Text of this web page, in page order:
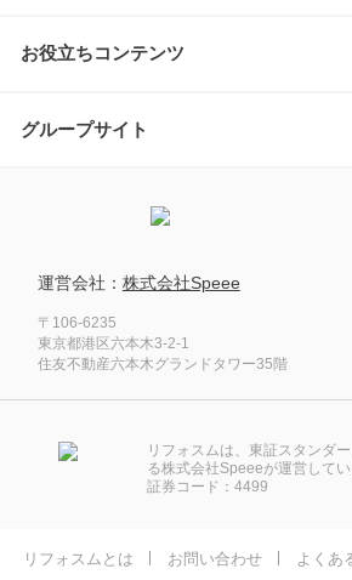
お役立ちコンテンツ
グループサイト
運営会社： 株式会社Speee
〒106-6235
東京都港区六本木3-2-1
住友不動産六本木グランドタワー35階
リフォスムは、東証スタンダ
る株式会社Speeeが運営してい
証券コード：4499
リフォスムとは お問い合わせ よくあ